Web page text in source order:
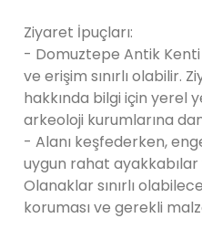
Ziyaret İpuçları:
- Domuztepe Antik Kenti
ve erişim sınırlı olabilir.
hakkında bilgi için yerel
arkeoloji kurumlarına
- Alanı keşfederken,
uygun rahat ayakkabılar
Olanaklar sınırlı
koruması ve gerekli